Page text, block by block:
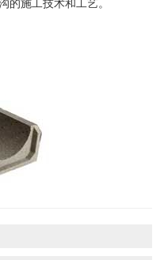
的施工技术和工艺。